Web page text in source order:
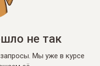
не так
Мы уже в курсе